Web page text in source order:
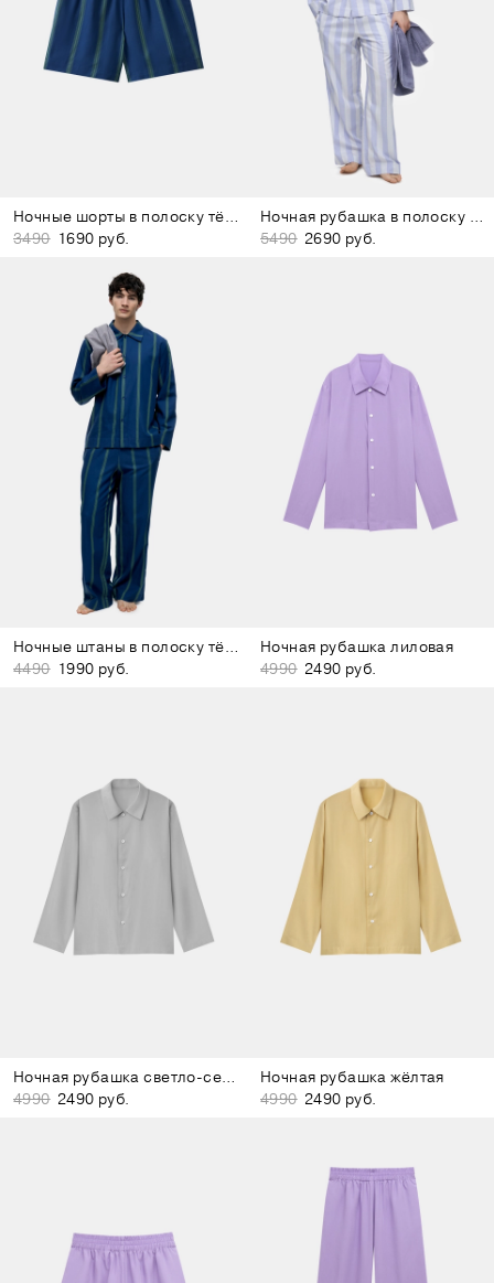
Ночные шорты в полоску тёмно-синие
3490 1690 руб.
Ночная рубашка в полоску лиловая
5490 2690 руб.
Ночные штаны в полоску тёмно-синие
4490 1990 руб.
Ночная рубашка лиловая
4990 2490 руб.
Ночная рубашка светло-серая
4990 2490 руб.
Ночная рубашка жёлтая
4990 2490 руб.